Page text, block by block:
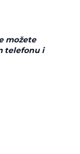
možete
telefonu i